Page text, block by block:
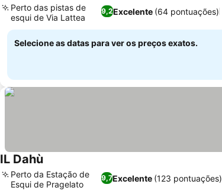
9,2Excelente (64 pontuações)
Perto das pistas de
esqui de Via Lattea
Selecione as datas para ver os preços exatos.
IL Dahù
9,7Excelente (123 pontuações)
Perto da Estação de
Esqui de Pragelato